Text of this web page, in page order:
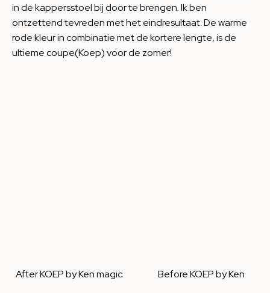
in de kappersstoel bij door te brengen. Ik ben
ontzettend tevreden met het eindresultaat. De warme
rode kleur in combinatie met de kortere lengte, is de
ultieme coupe(Koep) voor de zomer!
After KOEP by Ken magic Before KOEP by Ken